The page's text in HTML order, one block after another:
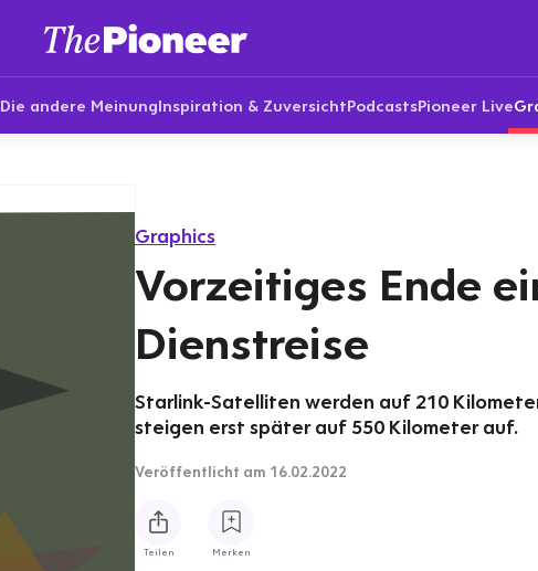
Die andere MeinungInspiration & ZuversichtPodcastsPioneer Live
Graphics
Vorzeitiges Ende
Dienstreise
Starlink-Satelliten werden auf 210
steigen erst später auf 550 Kilometer auf.
Veröffentlicht am 16.02.2022
Teilen Merken